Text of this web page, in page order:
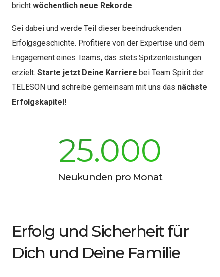
bricht wöchentlich neue Rekorde.
Sei dabei und werde Teil dieser beeindruckenden
Erfolgsgeschichte. Profitiere von der Expertise und dem
Engagement eines Teams, das stets Spitzenleistungen
erzielt. Starte jetzt Deine Karriere bei Team Spirit der
TELESON und schreibe gemeinsam mit uns das nächste
Erfolgskapitel!
25.000
Neukunden pro Monat
Erfolg und Sicherheit für
Dich und Deine Familie